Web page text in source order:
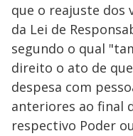
que o reajuste dos
da Lei de
segundo o qual
direito o ato de
despesa com
anteriores ao final
respectivo Poder